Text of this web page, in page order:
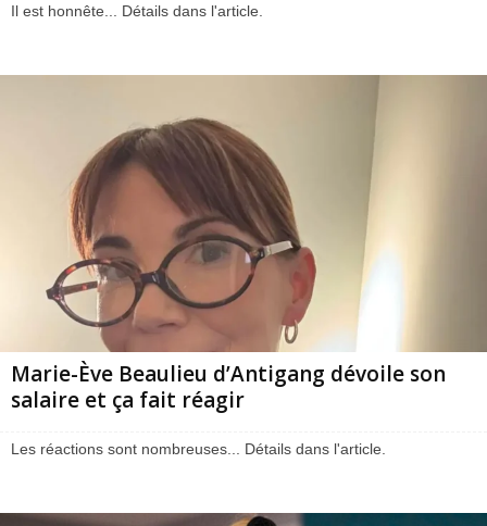
Il est honnête... Détails dans l'article.
Marie-Ève Beaulieu d’Antigang dévoile son
salaire et ça fait réagir
Les réactions sont nombreuses... Détails dans l'article.